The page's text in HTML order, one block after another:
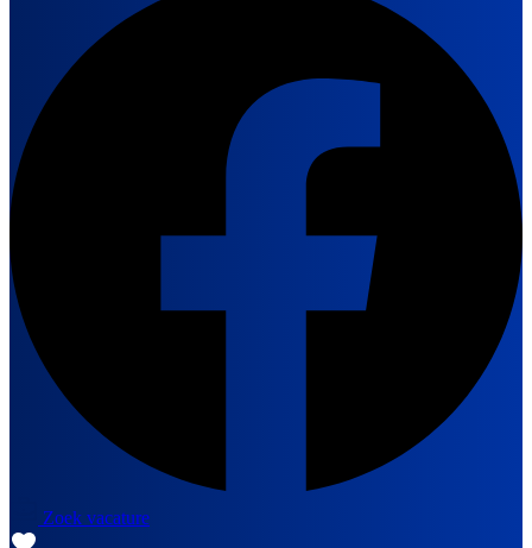
Zoek vacature